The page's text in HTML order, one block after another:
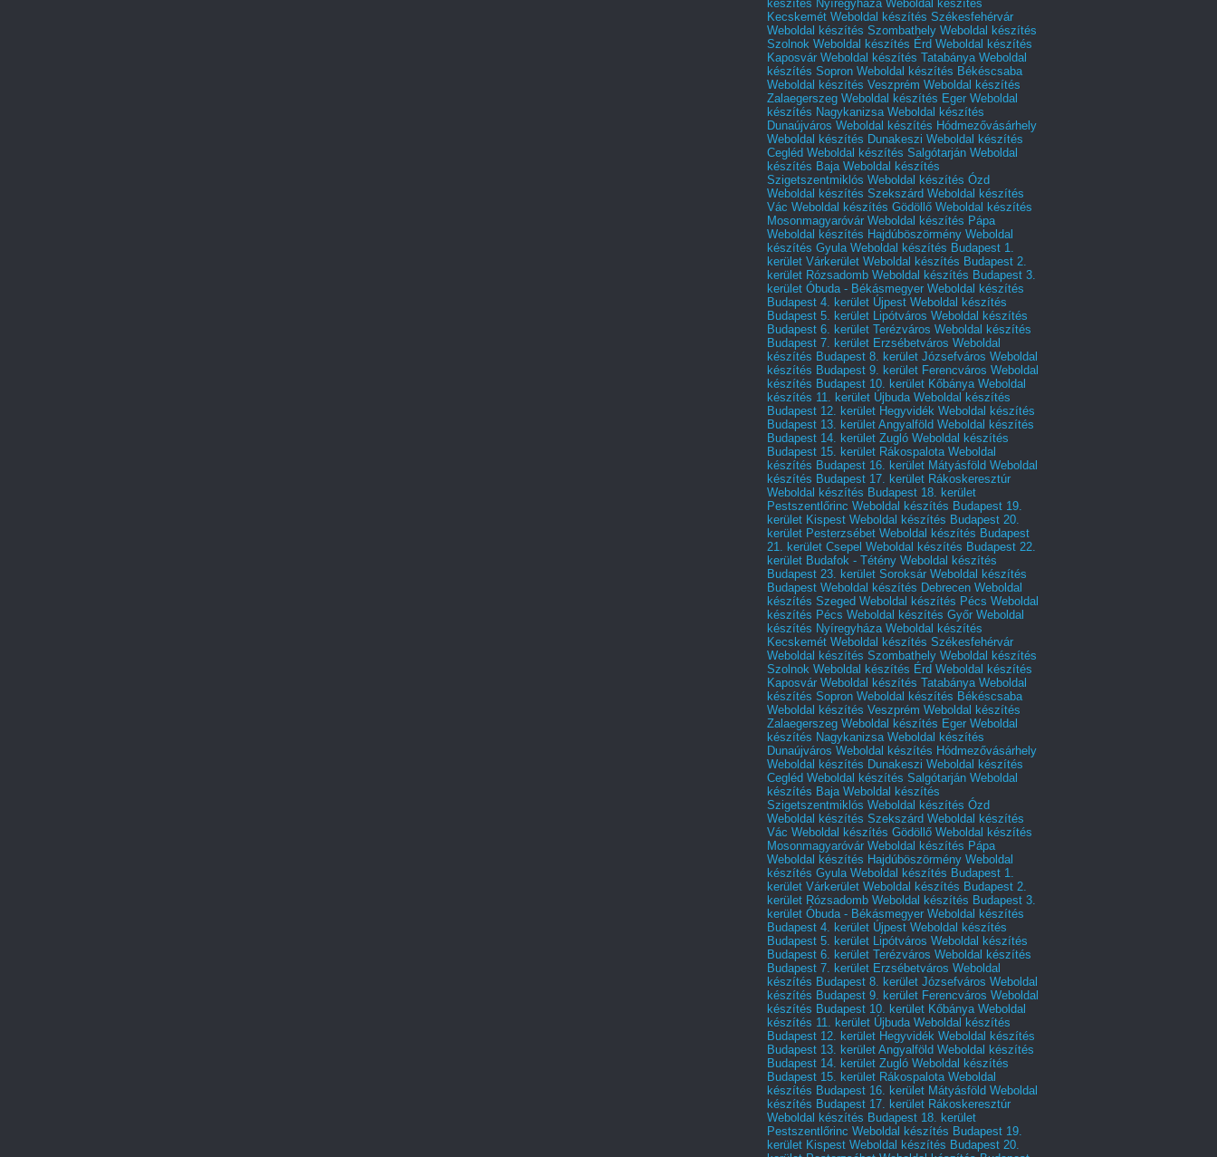
készítés Nyíregyháza Weboldal készítés
Kecskemét Weboldal készítés Székesfehérvár
Weboldal készítés Szombathely Weboldal készítés
Szolnok Weboldal készítés Érd Weboldal készítés
Kaposvár Weboldal készítés Tatabánya Weboldal
készítés Sopron Weboldal készítés Békéscsaba
Weboldal készítés Veszprém Weboldal készítés
Zalaegerszeg Weboldal készítés Eger Weboldal
készítés Nagykanizsa Weboldal készítés
Dunaújváros Weboldal készítés Hódmezővásárhely
Weboldal készítés Dunakeszi Weboldal készítés
Cegléd Weboldal készítés Salgótarján Weboldal
készítés Baja Weboldal készítés
Szigetszentmiklós Weboldal készítés Ózd
Weboldal készítés Szekszárd Weboldal készítés
Vác Weboldal készítés Gödöllő Weboldal készítés
Mosonmagyaróvár Weboldal készítés Pápa
Weboldal készítés Hajdúböszörmény Weboldal
készítés Gyula Weboldal készítés Budapest 1.
kerület Várkerület Weboldal készítés Budapest 2.
kerület Rózsadomb Weboldal készítés Budapest 3.
kerület Óbuda - Békásmegyer Weboldal készítés
Budapest 4. kerület Újpest Weboldal készítés
Budapest 5. kerület Lipótváros Weboldal készítés
Budapest 6. kerület Terézváros Weboldal készítés
Budapest 7. kerület Erzsébetváros Weboldal
készítés Budapest 8. kerület Józsefváros Weboldal
készítés Budapest 9. kerület Ferencváros Weboldal
készítés Budapest 10. kerület Kőbánya Weboldal
készítés 11. kerület Újbuda Weboldal készítés
Budapest 12. kerület Hegyvidék Weboldal készítés
Budapest 13. kerület Angyalföld Weboldal készítés
Budapest 14. kerület Zugló Weboldal készítés
Budapest 15. kerület Rákospalota Weboldal
készítés Budapest 16. kerület Mátyásföld Weboldal
készítés Budapest 17. kerület Rákoskeresztúr
Weboldal készítés Budapest 18. kerület
Pestszentlőrinc Weboldal készítés Budapest 19.
kerület Kispest Weboldal készítés Budapest 20.
kerület Pesterzsébet Weboldal készítés Budapest
21. kerület Csepel Weboldal készítés Budapest 22.
kerület Budafok - Tétény Weboldal készítés
Budapest 23. kerület Soroksár Weboldal készítés
Budapest Weboldal készítés Debrecen Weboldal
készítés Szeged Weboldal készítés Pécs Weboldal
készítés Pécs Weboldal készítés Győr Weboldal
készítés Nyíregyháza Weboldal készítés
Kecskemét Weboldal készítés Székesfehérvár
Weboldal készítés Szombathely Weboldal készítés
Szolnok Weboldal készítés Érd Weboldal készítés
Kaposvár Weboldal készítés Tatabánya Weboldal
készítés Sopron Weboldal készítés Békéscsaba
Weboldal készítés Veszprém Weboldal készítés
Zalaegerszeg Weboldal készítés Eger Weboldal
készítés Nagykanizsa Weboldal készítés
Dunaújváros Weboldal készítés Hódmezővásárhely
Weboldal készítés Dunakeszi Weboldal készítés
Cegléd Weboldal készítés Salgótarján Weboldal
készítés Baja Weboldal készítés
Szigetszentmiklós Weboldal készítés Ózd
Weboldal készítés Szekszárd Weboldal készítés
Vác Weboldal készítés Gödöllő Weboldal készítés
Mosonmagyaróvár Weboldal készítés Pápa
Weboldal készítés Hajdúböszörmény Weboldal
készítés Gyula Weboldal készítés Budapest 1.
kerület Várkerület Weboldal készítés Budapest 2.
kerület Rózsadomb Weboldal készítés Budapest 3.
kerület Óbuda - Békásmegyer Weboldal készítés
Budapest 4. kerület Újpest Weboldal készítés
Budapest 5. kerület Lipótváros Weboldal készítés
Budapest 6. kerület Terézváros Weboldal készítés
Budapest 7. kerület Erzsébetváros Weboldal
készítés Budapest 8. kerület Józsefváros Weboldal
készítés Budapest 9. kerület Ferencváros Weboldal
készítés Budapest 10. kerület Kőbánya Weboldal
készítés 11. kerület Újbuda Weboldal készítés
Budapest 12. kerület Hegyvidék Weboldal készítés
Budapest 13. kerület Angyalföld Weboldal készítés
Budapest 14. kerület Zugló Weboldal készítés
Budapest 15. kerület Rákospalota Weboldal
készítés Budapest 16. kerület Mátyásföld Weboldal
készítés Budapest 17. kerület Rákoskeresztúr
Weboldal készítés Budapest 18. kerület
Pestszentlőrinc Weboldal készítés Budapest 19.
kerület Kispest Weboldal készítés Budapest 20.